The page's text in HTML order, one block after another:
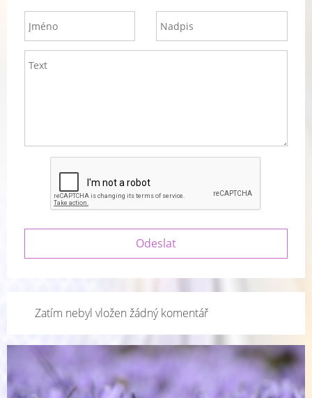
Zatím nebyl vložen žádný komentář